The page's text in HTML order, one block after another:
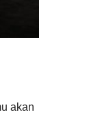
akan